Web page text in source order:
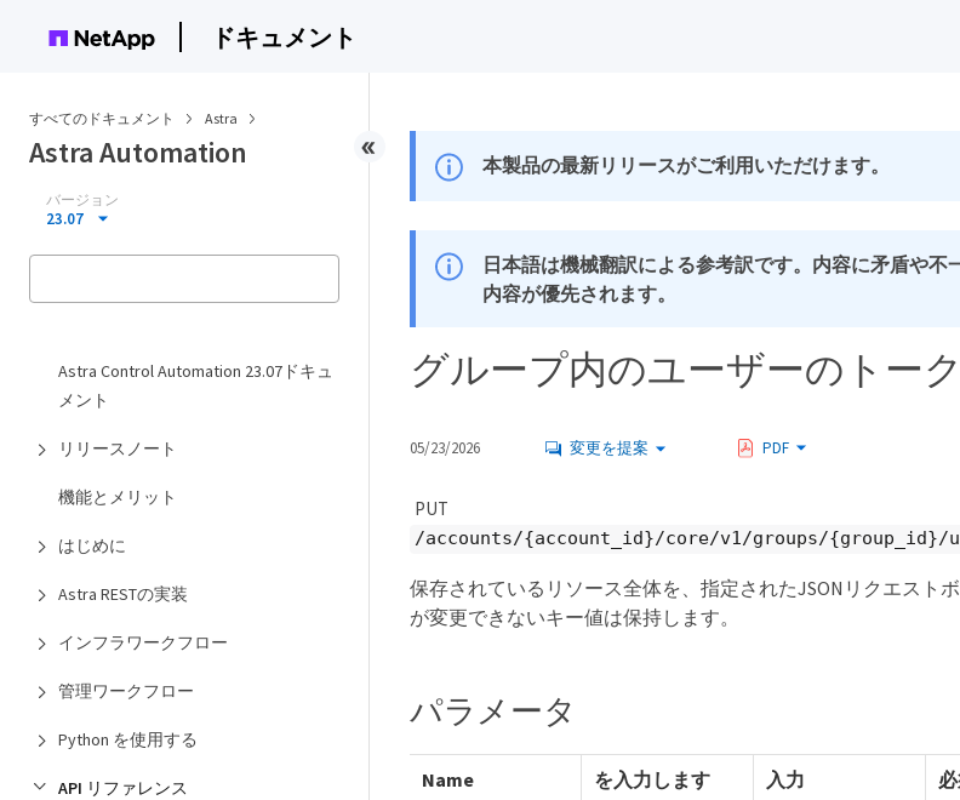
ドキュメント
すべてのドキュメント Astra
Astra Automation
バージョン
23.07
Astra Control Automation 23.07ドキュ
メント
リリースノート
機能とメリット
はじめに
Astra RESTの実装
インフラワークフロー
管理ワークフロー
Python を使用する
API リファレンス
本製品の最新リリースがご利用いただけます。
日本語は機械翻訳による参考訳です。内容に矛盾や不
内容が優先されます。
グループ内のユーザーのトー
05/23/2026 変更を提案 PDF
PUT
/accounts/{account_id}/core/v1/groups/
保存されているリソース全体を、指定されたJSONリクエスト
が変更できないキー値は保持します。
パラメータ
Name を入力します 入力